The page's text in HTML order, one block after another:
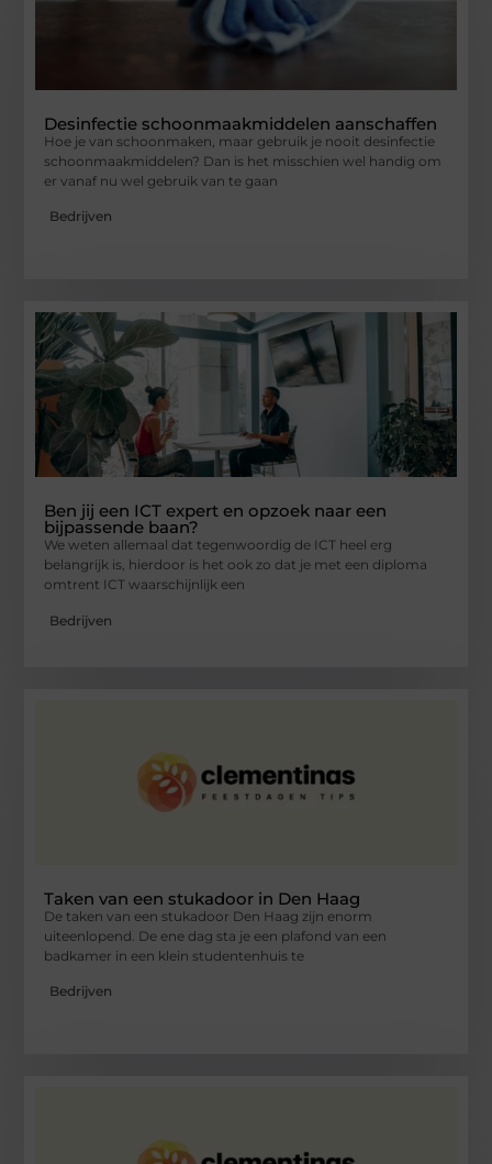
Desinfectie schoonmaakmiddelen aanschaffen
Hoe je van schoonmaken, maar gebruik je nooit desinfectie
schoonmaakmiddelen? Dan is het misschien wel handig om
er vanaf nu wel gebruik van te gaan
Bedrijven
Ben jij een ICT expert en opzoek naar een
bijpassende baan?
We weten allemaal dat tegenwoordig de ICT heel erg
belangrijk is, hierdoor is het ook zo dat je met een diploma
omtrent ICT waarschijnlijk een
Bedrijven
Taken van een stukadoor in Den Haag
De taken van een stukadoor Den Haag zijn enorm
uiteenlopend. De ene dag sta je een plafond van een
badkamer in een klein studentenhuis te
Bedrijven